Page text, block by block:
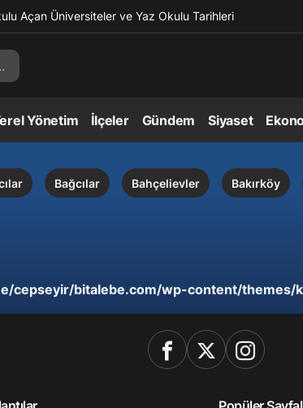
Açan Üniversiteler ve Yaz Okulu Tarihleri
Yönetim İlçeler Gündem Siyaset
Bağcılar Bahçelievler Bakırköy
cepseyir/bitalebe.com/wp-content/themes/